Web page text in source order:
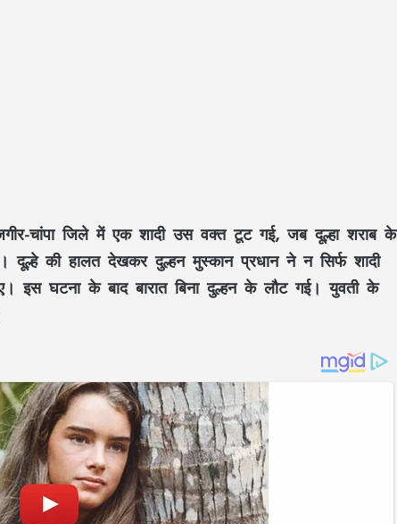
चांपा जिले में एक शादी उस वक्त टूट गई, जब दूल्हा शराब के
की हालत देखकर दुल्हन मुस्कान प्रधान ने न सिर्फ शादी
इस घटना के बाद बारात बिना दुल्हन के लौट गई। युवती के